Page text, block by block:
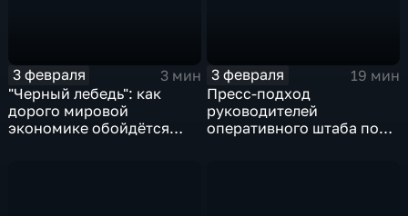
3 февраля
3 мин
"Черный лебедь": как
дорого мировой
экономике обойдётся
3 февраля
19 мин
Пресс-подход
руководителей
оперативного штаба по